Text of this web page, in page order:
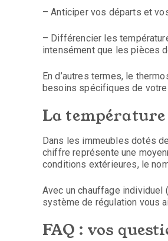
– Anticiper vos départs et
– Différencier les
intensément que les pièces
En d’autres termes, le
besoins spécifiques de votre
La température
Dans les immeubles dotés
chiffre représente une
conditions extérieures, le
Avec un chauffage individuel
système de régulation vous
FAQ : vos